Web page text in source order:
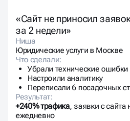
«Сайт не приносил
за 2 недели»
Ниша
Юридические услуги в Москве
Что сделали:
Убрали технические ошибки
Настроили аналитику
Переписали 6 посадочных
Результат:
+240% трафика, заявки с сайта
ежедневно